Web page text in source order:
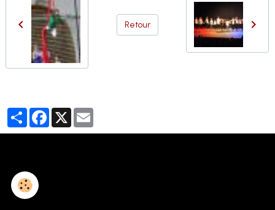
Retour
PartagerFacebook
X